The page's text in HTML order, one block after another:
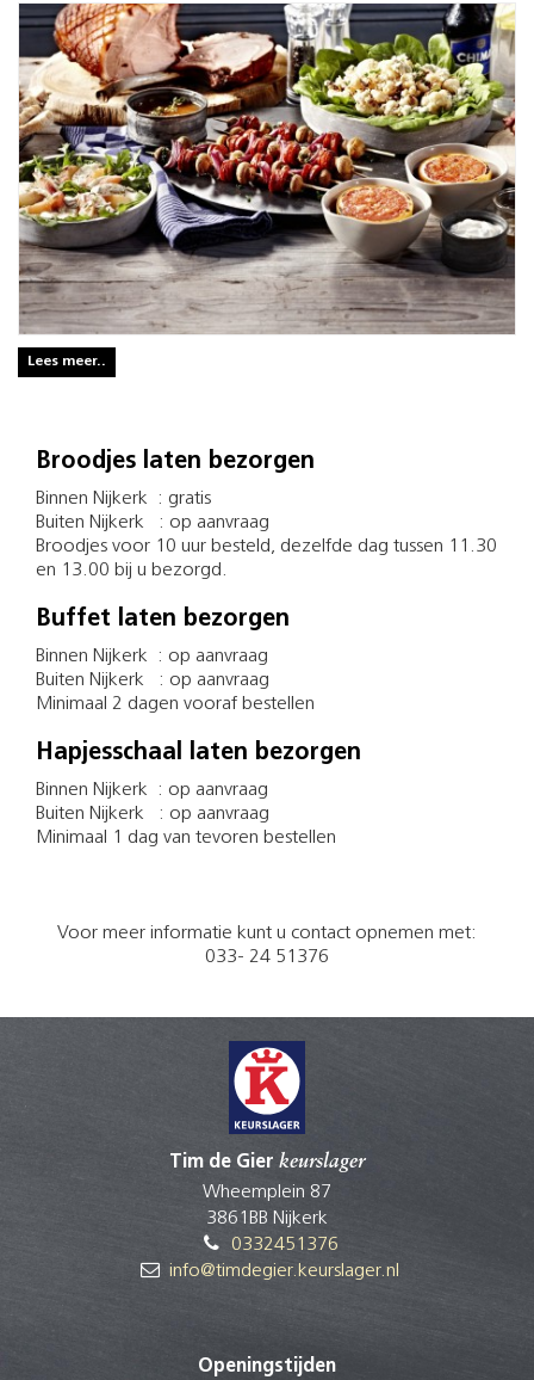
Lees meer..
Broodjes laten bezorgen
Binnen Nijkerk : gratis
Buiten Nijkerk : op aanvraag
Broodjes voor 10 uur besteld, dezelfde dag tussen 11.30
en 13.00 bij u bezorgd.
Buffet laten bezorgen
Binnen Nijkerk : op aanvraag
Buiten Nijkerk : op aanvraag
Minimaal 2 dagen vooraf bestellen
Hapjesschaal laten bezorgen
Binnen Nijkerk : op aanvraag
Buiten Nijkerk : op aanvraag
Minimaal 1 dag van tevoren bestellen
Voor meer informatie kunt u contact opnemen met:
033- 24 51376
Tim de Gier keurslager
Wheemplein 87
3861BB Nijkerk
0332451376
info@timdegier.keurslager.nl
Openingstijden